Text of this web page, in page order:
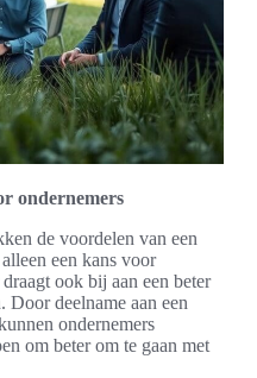
ondernemers
de voordelen van een
een kans voor
ook bij aan een beter
deelname aan een
ondernemers
om beter om te gaan met